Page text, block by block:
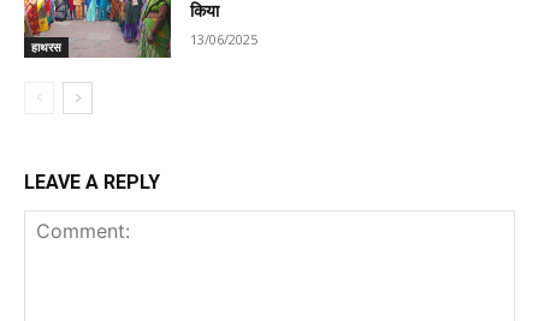
हाथरस
किया
13/06/2025
LEAVE A REPLY